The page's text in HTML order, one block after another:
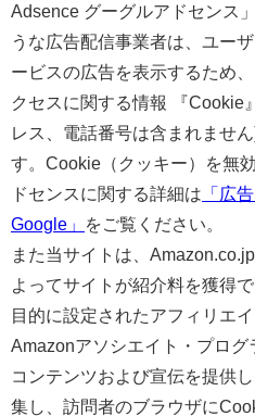
Adsence グーグルアドセンス
うな広告配信事業者は、ユー
ービスの広告を表示するため
クセスに関する情報 『Cookie
レス、電話番号は含まれませ
す。Cookie（クッキー）を無
ドセンスに関する詳細は 「広
Google」
をご覧ください。
また当サイトは、
よってサイトが紹介料を獲得
目的に設定されたアフィリエ
Amazonアソシエイト・プロ
コンテンツおよび宣伝を提供
集し、訪問者のブラウザに